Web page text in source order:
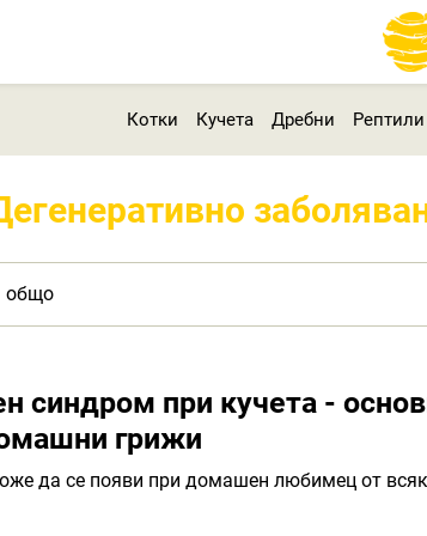
Котки Кучета Дребни Рептили
общо
синдром при кучета -
грижи
да се появи при домашен любимец от